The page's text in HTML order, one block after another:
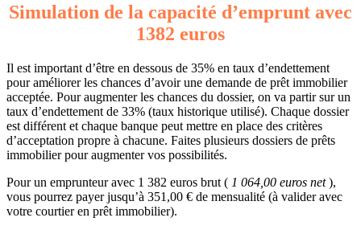
Simulation de la capacité d’emprunt avec
1382 euros
Il est important d’être en dessous de 35% en taux d’endettement
pour améliorer les chances d’avoir une demande de prêt immobilier
acceptée. Pour augmenter les chances du dossier, on va partir sur un
taux d’endettement de 33% (taux historique utilisé). Chaque dossier
est différent et chaque banque peut mettre en place des critères
d’acceptation propre à chacune. Faites plusieurs dossiers de prêts
immobilier pour augmenter vos possibilités.
Pour un emprunteur avec 1 382 euros brut ( 1 064,00 euros net),
vous pourrez payer jusqu’à 351,00 € de mensualité (à valider avec
votre courtier en prêt immobilier).